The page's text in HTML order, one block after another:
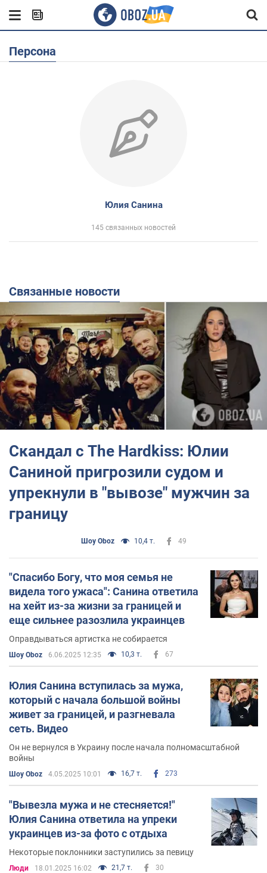
Персона
Юлия Санина
145 связанных новостей
Связанные новости
Скандал с The Hardkiss: Юлии
Саниной пригрозили судом и
упрекнули в "вывозе" мужчин за
границу
Шоу Oboz 10,4 т. 49
"Спасибо Богу, что моя семья не
видела того ужаса": Санина ответила
на хейт из-за жизни за границей и
еще сильнее разозлила украинцев
Оправдываться артистка не собирается
Шоу Oboz 6.06.2025 12:35 10,3 т. 67
Юлия Санина вступилась за мужа,
который с начала большой войны
живет за границей, и разгневала
сеть. Видео
Он не вернулся в Украину после начала полномасштабной
войны
Шоу Oboz 4.05.2025 10:01 16,7 т. 273
"Вывезла мужа и не стесняется!"
Юлия Санина ответила на упреки
украинцев из-за фото с отдыха
Некоторые поклонники заступились за певицу
Люди 18.01.2025 16:02 21,7 т. 30